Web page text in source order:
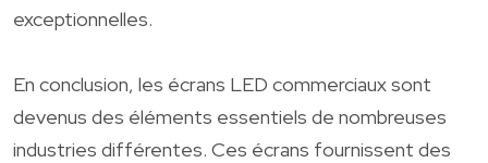
exceptionnelles.
En conclusion, les écrans LED commerciaux sont
devenus des éléments essentiels de nombreuses
industries différentes. Ces écrans fournissent des